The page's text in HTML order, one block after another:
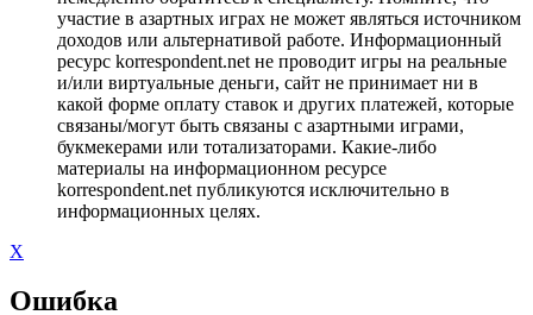
участие в азартных играх не может являться источником
доходов или альтернативой работе. Информационный
ресурс korrespondent.net не проводит игры на реальные
и/или виртуальные деньги, сайт не принимает ни в
какой форме оплату ставок и других платежей, которые
связаны/могут быть связаны с азартными играми,
букмекерами или тотализаторами. Какие-либо
материалы на информационном ресурсе
korrespondent.net публикуются исключительно в
информационных целях.
X
Ошибка